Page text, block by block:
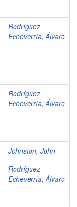
Rodríguez
Echeverría, Álvaro
Rodríguez
Echeverría, Álvaro
Johnston, John
Rodríguez
Echeverría, Álvaro